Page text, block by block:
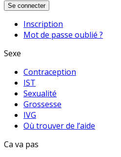
Se connecter
Inscription
Mot de passe oublié ?
Sexe
Contraception
IST
Sexualité
Grossesse
IVG
Où trouver de l’aide
Ca va pas